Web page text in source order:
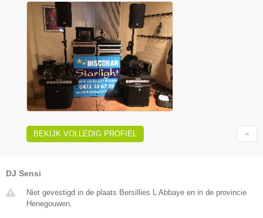
BEKIJK VOLLEDIG PROFIEL
DJ Sensi
Niet gevestigd in de plaats Bersillies L Abbaye en in de provincie
Henegouwen.